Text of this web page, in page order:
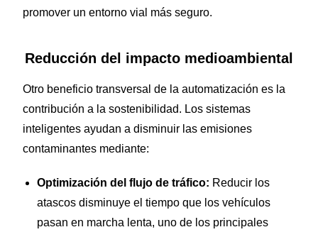
promover un entorno vial más seguro.
Reducción del impacto medioambiental
Otro beneficio transversal de la automatización es la
contribución a la sostenibilidad. Los sistemas
inteligentes ayudan a disminuir las emisiones
contaminantes mediante:
Optimización del flujo de tráfico: Reducir los
atascos disminuye el tiempo que los vehículos
pasan en marcha lenta, uno de los principales